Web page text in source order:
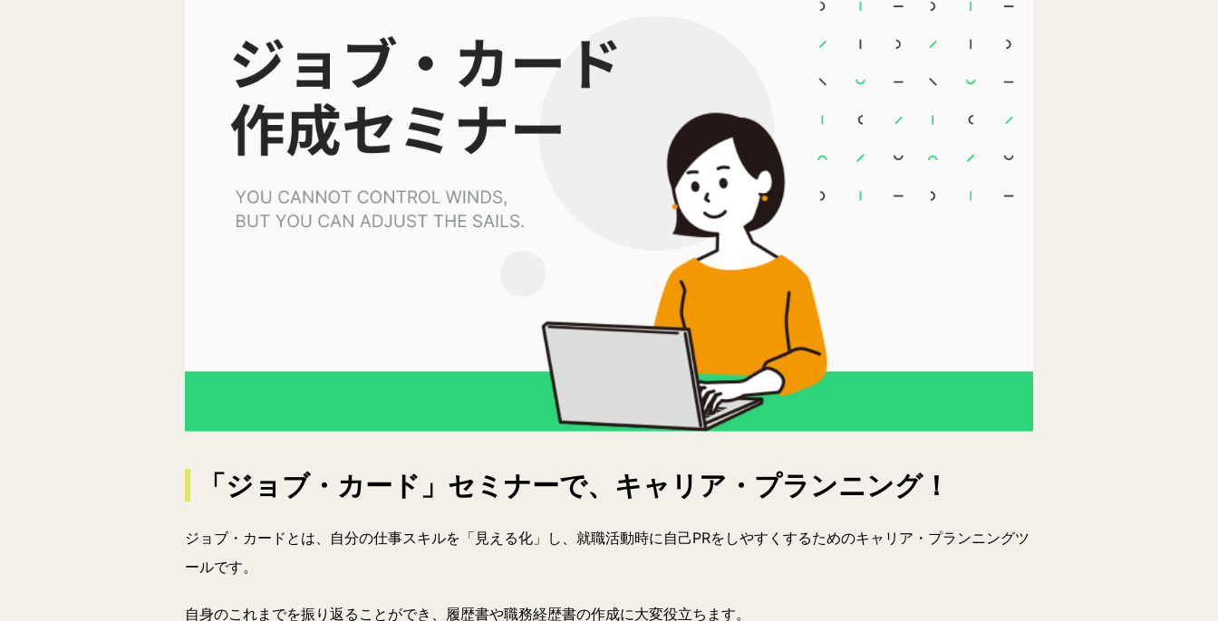
「ジョブ・カード」セミナーで、キャリア・プランニング！
ジョブ・カードとは、自分の仕事スキルを「見える化」し、就職活動時に自己PRをしやすくするためのキャリア・プランニングツ
ールです。
自身のこれまでを振り返ることができ、履歴書や職務経歴書の作成に大変役立ちます。